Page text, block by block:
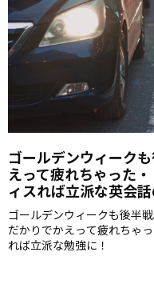
ゴールデンウィーク
えって疲れちゃった
ィスれば立派な英会話
ゴールデンウィークも後半
だかりでかえって疲れちゃ
れば立派な勉強に！